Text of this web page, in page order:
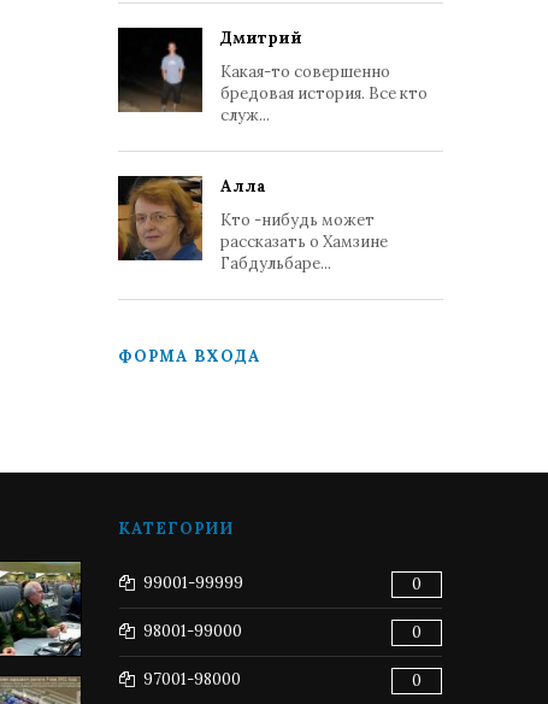
Дмитрий
Какая-то совершенно
бредовая история. Все кто
служ...
Алла
Кто -нибудь может
рассказать о Хамзине
Габдульбаре...
ФОРМА ВХОДА
КАТЕГОРИИ
99001-99999 0
98001-99000 0
97001-98000 0